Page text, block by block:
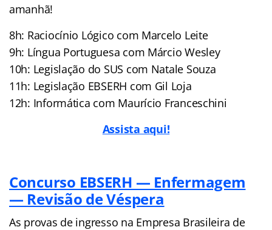
amanhã!
8h: Raciocínio Lógico com Marcelo Leite
9h: Língua Portuguesa com Márcio Wesley
10h: Legislação do SUS com Natale Souza
11h: Legislação EBSERH com Gil Loja
12h: Informática com Maurício Franceschini
Assista aqui!
Concurso EBSERH — Enfermagem
— Revisão de Véspera
As provas de ingresso na Empresa Brasileira de